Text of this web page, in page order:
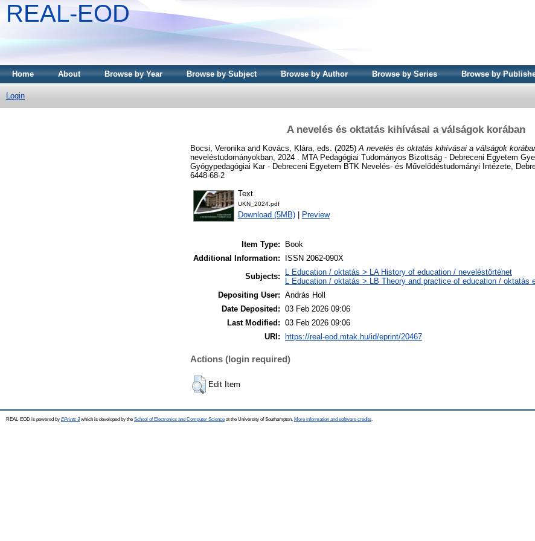
REAL-EOD
Home About Browse by Year Browse by Subject Browse by Author Browse by Series Browse by
Login
A nevelés és oktatás kihívásai a válságok korában
Bocsi, Veronika and Kovács, Klára , eds. (2025) A nevelés és oktatás kihívásai a válságok
neveléstudományokban, 2024 . MTA Pedagógiai Tudományos Bizottság - Debreceni Egyetem
Gyógypedagógiai Kar - Debreceni Egyetem BTK Nevelés- és Művelődéstudományi Intézete,
6448-68-2
Text
UKN_2024.pdf
Download (5MB) Preview
Item Type:
Book
Additional Information:
ISSN 2062-090X
Subjects:
L Education / oktatás > LA History of education / neveléstörténet
L Education / oktatás > LB Theory and practice of education / oktatás
Depositing User: András Holl
Date Deposited: 03 Feb 2026 09:06
Last Modified: 03 Feb 2026 09:06
URI:
https://real-eod.mtak.hu/id/eprint/20467
Actions (login required)
Edit Item
REAL-EOD is powered by EPrints 3which is developed by the School of Electronics and Computer Science at the University of Southampton. More information and software credits